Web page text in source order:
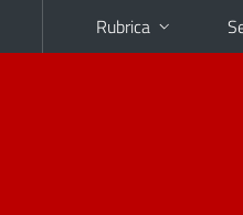
Rubrica